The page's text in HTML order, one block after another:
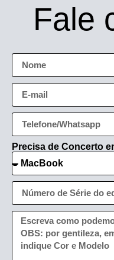
Fale
Precisa de Concerto